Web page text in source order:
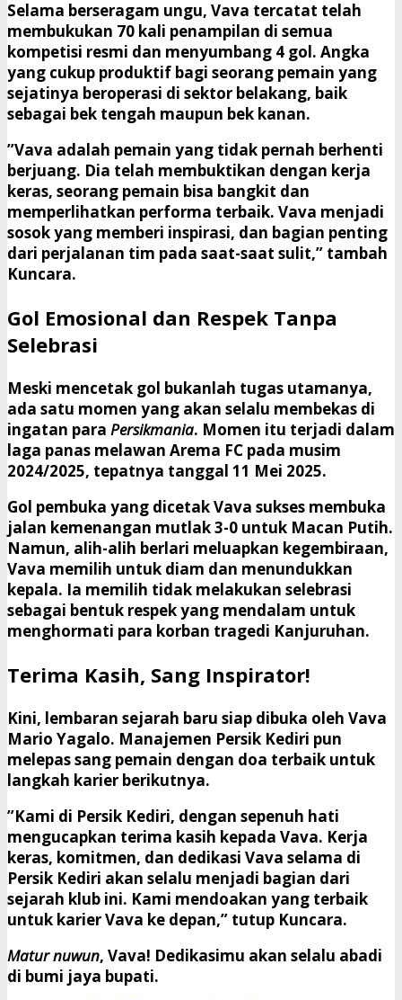
​Selama berseragam ungu, Vava tercatat telah
membukukan 70 kali penampilan di semua
kompetisi resmi dan menyumbang 4 gol. Angka
yang cukup produktif bagi seorang pemain yang
sejatinya beroperasi di sektor belakang, baik
sebagai bek tengah maupun bek kanan.
​”Vava adalah pemain yang tidak pernah berhenti
berjuang. Dia telah membuktikan dengan kerja
keras, seorang pemain bisa bangkit dan
memperlihatkan performa terbaik. Vava menjadi
sosok yang memberi inspirasi, dan bagian penting
dari perjalanan tim pada saat-saat sulit,” tambah
Kuncara.
​Gol Emosional dan Respek Tanpa
Selebrasi
​Meski mencetak gol bukanlah tugas utamanya,
ada satu momen yang akan selalu membekas di
ingatan para Persikmania. Momen itu terjadi dalam
laga panas melawan Arema FC pada musim
2024/2025, tepatnya tanggal 11 Mei 2025.
​Gol pembuka yang dicetak Vava sukses membuka
jalan kemenangan mutlak 3-0 untuk Macan Putih.
Namun, alih-alih berlari meluapkan kegembiraan,
Vava memilih untuk diam dan menundukkan
kepala. Ia memilih tidak melakukan selebrasi
sebagai bentuk respek yang mendalam untuk
menghormati para korban tragedi Kanjuruhan.
​Terima Kasih, Sang Inspirator!
​Kini, lembaran sejarah baru siap dibuka oleh Vava
Mario Yagalo. Manajemen Persik Kediri pun
melepas sang pemain dengan doa terbaik untuk
langkah karier berikutnya.
​”Kami di Persik Kediri, dengan sepenuh hati
mengucapkan terima kasih kepada Vava. Kerja
keras, komitmen, dan dedikasi Vava selama di
Persik Kediri akan selalu menjadi bagian dari
sejarah klub ini. Kami mendoakan yang terbaik
untuk karier Vava ke depan,” tutup Kuncara.
Matur nuwun, Vava! Dedikasimu akan selalu abadi
di bumi jaya bupati.